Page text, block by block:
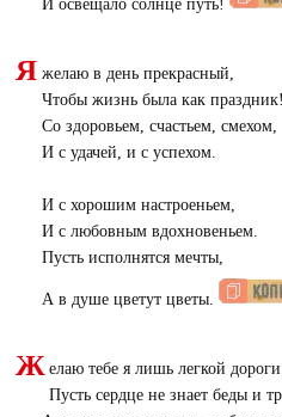
И освещало солнце путь!
Я желаю в день прекрасный,
Чтобы жизнь была как праздник!
Со здоровьем, счастьем, смехом,
И с удачей, и с успехом.
И с хорошим настроеньем,
И с любовным вдохновеньем.
Пусть исполнятся мечты,
А в душе цветут цветы.
Ж елаю тебе я лишь легкой дороги.
Пусть сердце не знает беды и